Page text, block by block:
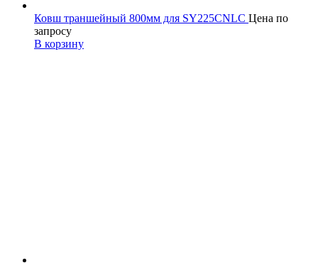
Ковш траншейный 800мм для SY225CNLC Цена по
запросу
В корзину